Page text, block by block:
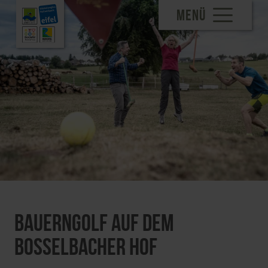
MENÜ
Bauerngolf auf dem
Bosselbacher Hof